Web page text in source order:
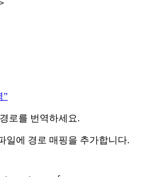
>
”
로를 번역하세요.
일에 경로 매핑을 추가합니다.